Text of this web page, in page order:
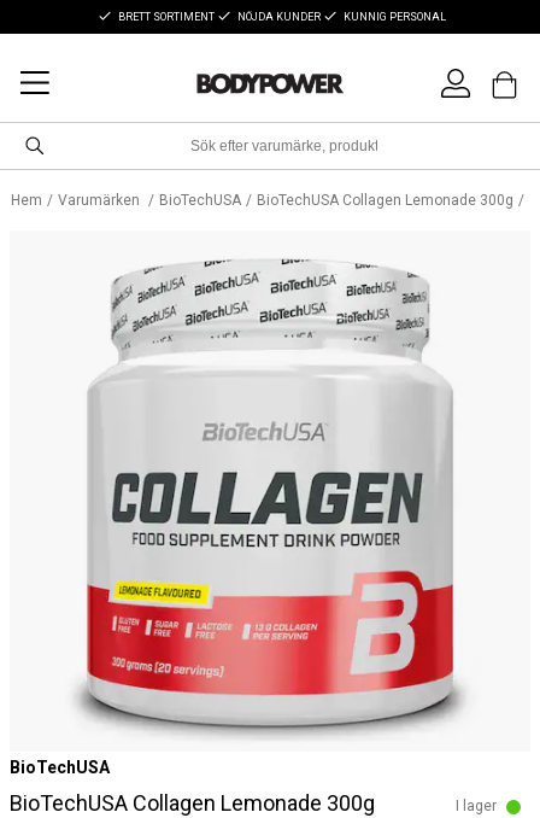
BRETT SORTIMENT NÖJDA KUNDER KUNNIG PERSONAL
Hem Varumärken BioTechUSA BioTechUSA Collagen Lemonade 300g
BioTechUSA
BioTechUSA Collagen Lemonade 300g I lager